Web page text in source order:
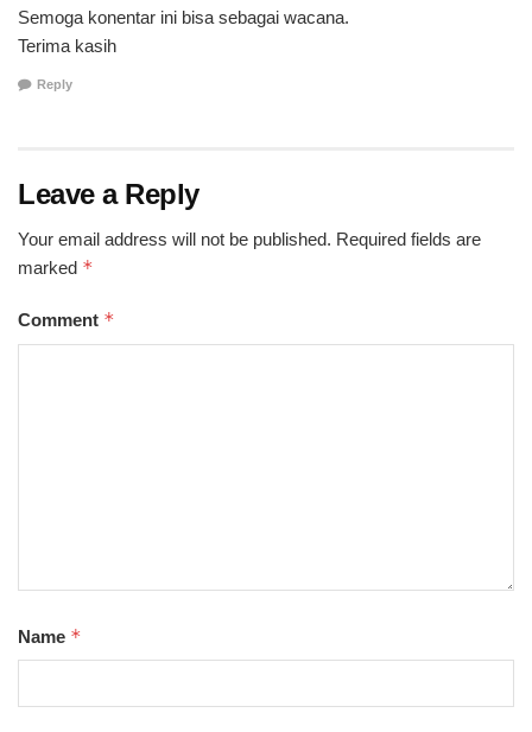
Semoga konentar ini bisa sebagai wacana.
Terima kasih
Reply
Leave a Reply
Your email address will not be published. Required fields are
marked *
Comment *
Name *